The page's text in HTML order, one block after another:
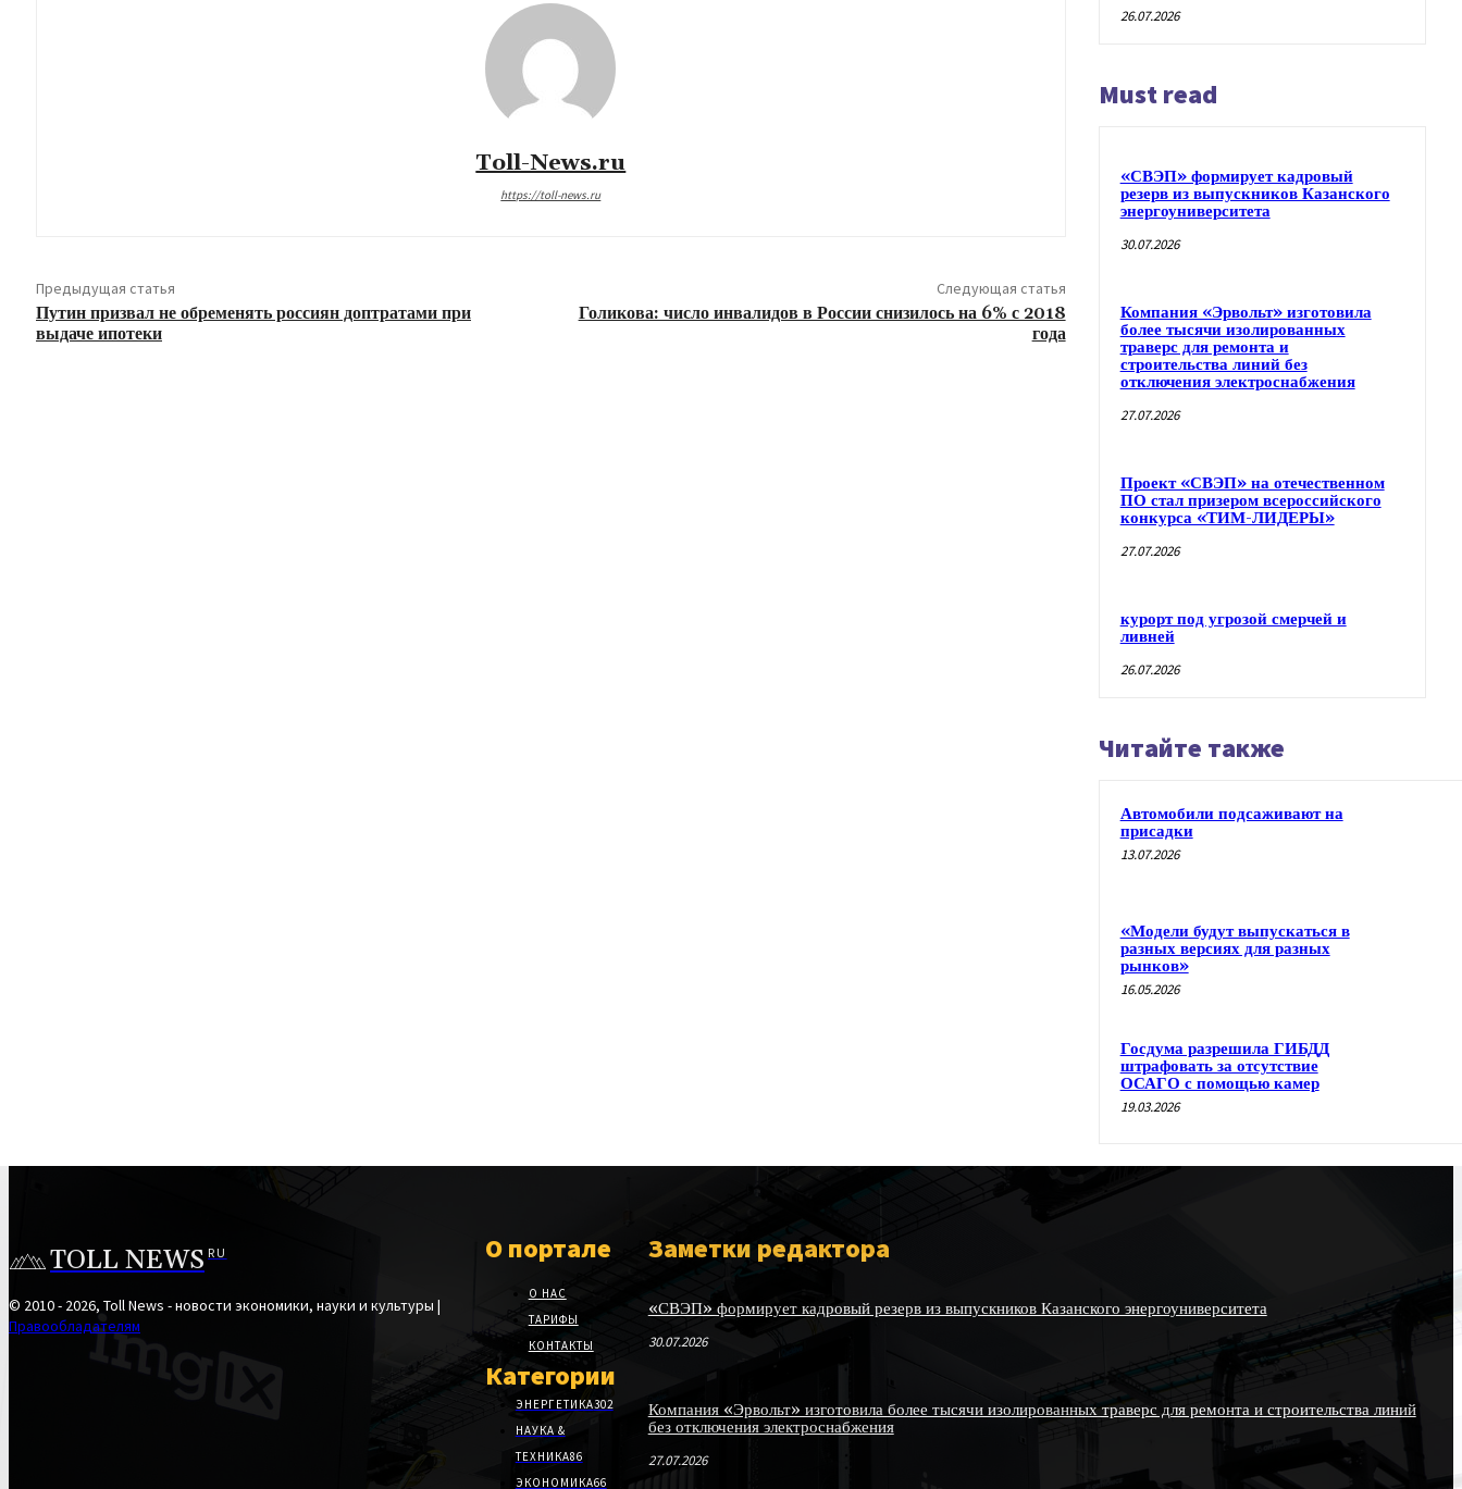
Toll-News.ru
https://toll-news.ru
Предыдущая статья
Путин призвал не обременять россиян доптратами при
выдаче ипотеки
Следующая статья
Голикова: число инвалидов в России снизилось на 6% с 2018
года
26.07.2026
Must read
«СВЭП» формирует кадровый
резерв из выпускников Казанского
энергоуниверситета
30.07.2026
Компания «Эрвольт» изготовила
более тысячи изолированных
траверс для ремонта и
строительства линий без
отключения электроснабжения
27.07.2026
Проект «СВЭП» на отечественном
ПО стал призером всероссийского
конкурса «ТИМ-ЛИДЕРЫ»
27.07.2026
курорт под угрозой смерчей и
ливней
26.07.2026
Читайте также
Автомобили подсаживают на
присадки
13.07.2026
«Модели будут выпускаться в
разных версиях для разных
рынков»
16.05.2026
Госдума разрешила ГИБДД
штрафовать за отсутствие
ОСАГО с помощью камер
19.03.2026
TOLL NEWS RU
© 2010 - 2026, Toll News - новости экономики, науки и культуры |
Правообладателям
О портале
О НАС
ТАРИФЫ
КОНТАКТЫ
Категории
ЭНЕРГЕТИКА302
НАУКА &
ТЕХНИКА86
ЭКОНОМИКА66
Заметки редактора
«СВЭП» формирует кадровый резерв из выпускников Казанского энергоуниверситета
30.07.2026
Компания «Эрвольт» изготовила более тысячи изолированных траверс для ремонта и строительства линий
без отключения электроснабжения
27.07.2026